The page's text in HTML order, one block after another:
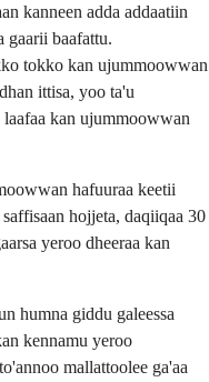
kanneen adda addaatiin
gaarii baafattu.
tokko kan ujummoowwan
ittisa, yoo ta'u
kan ujummoowwan
hafuuraa keetii
hojjeta, daqiiqaa 30
yeroo dheeraa kan
humna giddu galeessa
kennamu yeroo
mallattoolee ga'aa